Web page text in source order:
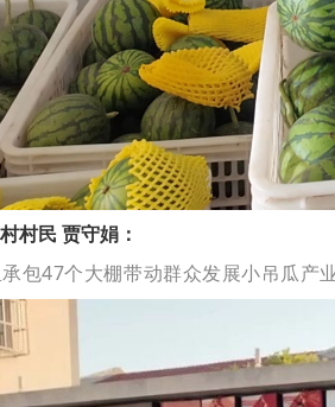
村民 贾守娟：
包47个大棚带动群众发展小吊瓜产